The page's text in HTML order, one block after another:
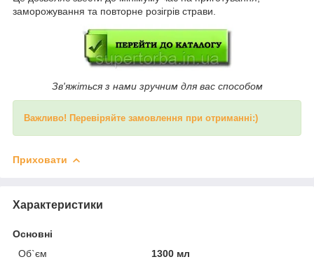
заморожування та повторне розігрів страви.
Зв'яжіться з нами зручним для вас способом
Важливо! Перевіряйте замовлення при отриманні:)
Приховати
Характеристики
Основні
Об`єм
1300 мл